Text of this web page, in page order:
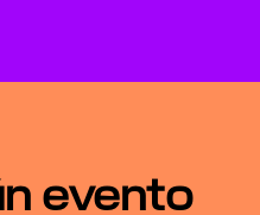
evento